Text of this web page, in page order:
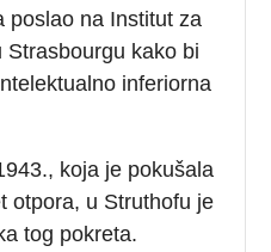
poslao na Institut za
kako bi
inferiorna
koja je pokušala
otpora, u Struthofu je
tog pokreta.